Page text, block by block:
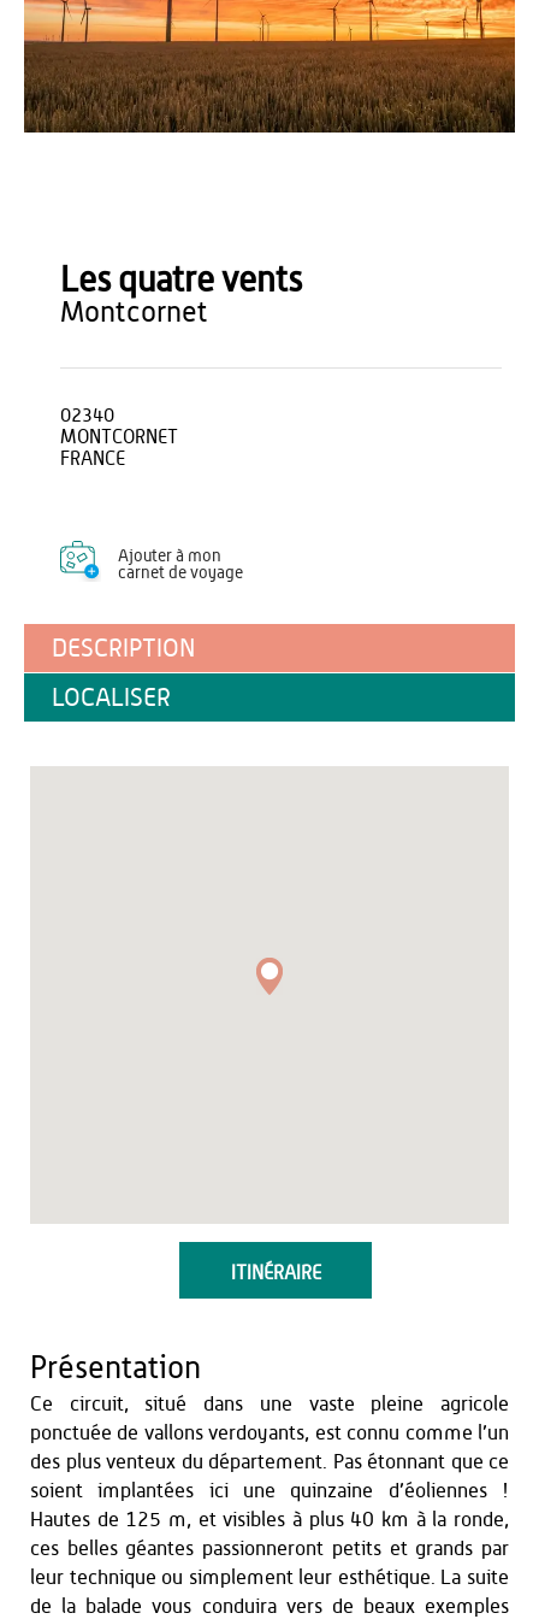
Les quatre vents
montcornet
02340
MONTCORNET
FRANCE
Ajouter à mon
carnet de voyage
DESCRIPTION
LOCALISER
ITINÉRAIRE
Présentation
Ce circuit, situé dans une vaste pleine agricole
ponctuée de vallons verdoyants, est connu comme l’un
des plus venteux du département. Pas étonnant que ce
soient implantées ici une quinzaine d’éoliennes !
Hautes de 125 m, et visibles à plus 40 km à la ronde,
ces belles géantes passionneront petits et grands par
leur technique ou simplement leur esthétique. La suite
de la balade vous conduira vers de beaux exemples